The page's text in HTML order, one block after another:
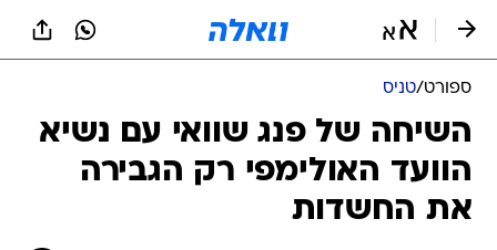
ספורט/טניס
השיחה של פנג שוואי עם נשיא
הוועד האולימפי רק הגבירה
את החשדות